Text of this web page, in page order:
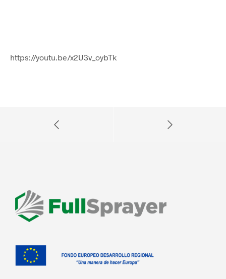
https://youtu.be/x2U3v_oybTk